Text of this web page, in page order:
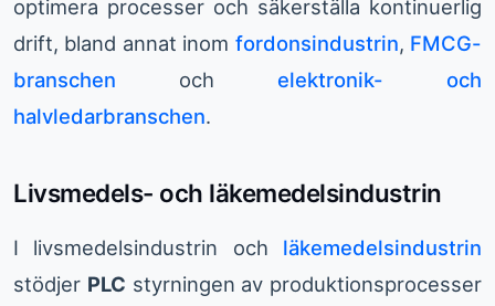
optimera processer och säkerställa kontinuerlig
drift, bland annat inom fordonsindustrin, FMCG-
branschen och elektronik- och
halvledarbranschen.
Livsmedels- och läkemedelsindustrin
I livsmedelsindustrin och läkemedelsindustrin
stödjer PLC styrningen av produktionsprocesser